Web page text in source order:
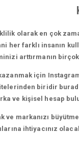
olarak en çok
her farklı insanın
arttırmanın
için
biridir
ve kişisel hesap
ve markanızı
ihtiyacınız